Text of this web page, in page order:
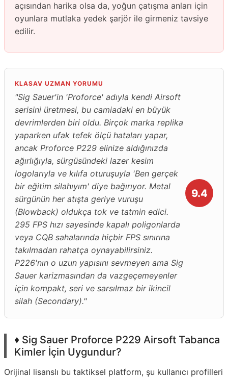
açısından harika olsa da, yoğun çatışma anları için
oyunlara mutlaka yedek şarjör ile girmeniz tavsiye
edilir.
KLASAV UZMAN YORUMU
"Sig Sauer'in 'Proforce' adıyla kendi Airsoft
serisini üretmesi, bu camiadaki en büyük
devrimlerden biri oldu. Birçok marka replika
yaparken ufak tefek ölçü hataları yapar,
ancak Proforce P229 elinize aldığınızda
ağırlığıyla, sürgüsündeki lazer kesim
logolarıyla ve kılıfa oturuşuyla 'Ben gerçek
bir eğitim silahıyım' diye bağırıyor. Metal
sürgünün her atışta geriye vuruşu
(Blowback) oldukça tok ve tatmin edici.
295 FPS hızı sayesinde kapalı poligonlarda
veya CQB sahalarında hiçbir FPS sınırına
takılmadan rahatça oynayabilirsiniz.
P226'nın o uzun yapısını sevmeyen ama Sig
Sauer karizmasından da vazgeçemeyenler
için kompakt, seri ve sarsılmaz bir ikincil
silah (Secondary)."
9.4
♦️ Sig Sauer Proforce P229 Airsoft Tabanca
Kimler İçin Uygundur?
Orijinal lisanslı bu taktiksel platform, şu kullanıcı profilleri